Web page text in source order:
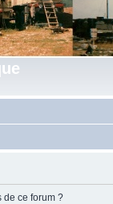
de ce forum ?